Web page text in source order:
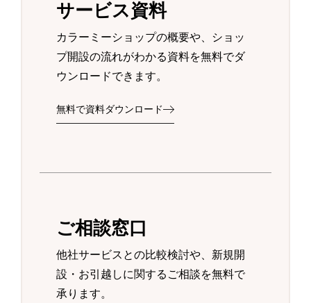
サービス資料
カラーミーショップの概要や、ショッ
プ開設の流れがわかる資料を無料でダ
ウンロードできます。
無料で資料ダウンロード
ご相談窓口
他社サービスとの比較検討や、新規開
設・お引越しに関するご相談を無料で
承ります。